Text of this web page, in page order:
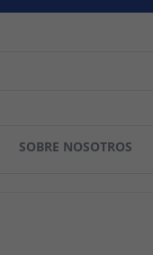
SOBRE NOSOTROS